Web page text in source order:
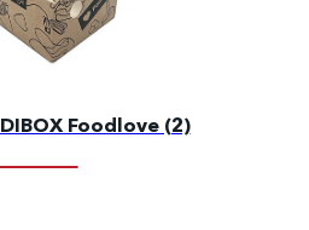
Foodlove (2)